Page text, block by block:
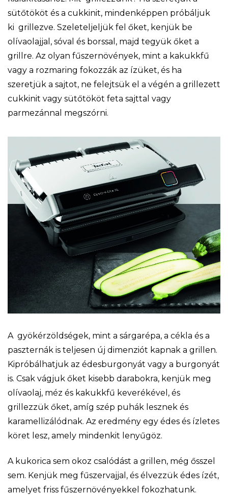
sütőtököt és a cukkinit, mindenképpen próbáljuk
ki grillezve. Szeleteljeljük fel őket, kenjük be
olívaolajjal, sóval és borssal, majd tegyük őket a
grillre. Az olyan fűszernövények, mint a kakukkfű
vagy a rozmaring fokozzák az ízüket, és ha
szeretjük a sajtot, ne felejtsük el a végén a grillezett
cukkinit vagy sütőtököt feta sajttal vagy
parmezánnal megszórni.
A gyökérzöldségek, mint a sárgarépa, a cékla és a
paszternák is teljesen új dimenziót kapnak a grillen.
Kipróbálhatjuk az édesburgonyát vagy a burgonyát
is. Csak vágjuk őket kisebb darabokra, kenjük meg
olívaolaj, méz és kakukkfű keverékével, és
grillezzük őket, amíg szép puhák lesznek és
karamellizálódnak. Az eredmény egy édes és ízletes
köret lesz, amely mindenkit lenyűgöz.
A kukorica sem okoz csalódást a grillen, még ősszel
sem. Kenjük meg fűszervajjal, és élvezzük édes ízét,
amelyet friss fűszernövényekkel fokozhatunk.